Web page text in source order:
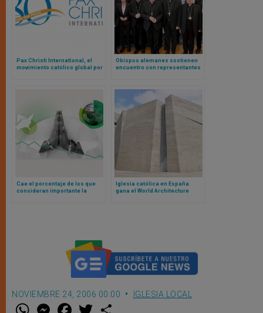
Pax Christi International, el
movimiento católico global por
Obispos alemanes sostienen
encuentro con representantes
temas ideológicos
Cae el porcentaje de los que
consideran importante la
Iglesia católica en España
gana el World Architecture
NOVIEMBRE 24, 2006 00:00 IGLESIA LOCAL
W M F